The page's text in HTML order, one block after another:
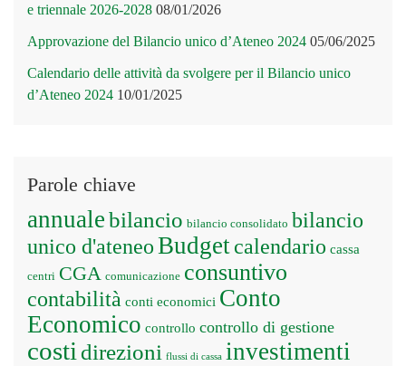
e triennale 2026-2028 08/01/2026
Approvazione del Bilancio unico d’Ateneo 2024 05/06/2025
Calendario delle attività da svolgere per il Bilancio unico
d’Ateneo 2024 10/01/2025
Parole chiave
annualebilancio bilancio consolidato bilancio
unico d'ateneoBudgetcalendario cassa
centri CGA comunicazione consuntivo
contabilità conti economici Conto
Economico controllo controllo di gestione
costi direzioni flussi di cassa investimenti